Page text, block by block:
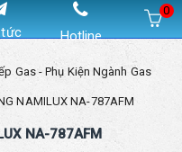
Hotline
0
Gas - Phụ Kiện Ngành Gas
NAMILUX NA-787AFM
NA-787AFM